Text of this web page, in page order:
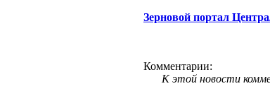
Зерновой портал
Комментарии:
К этой новости